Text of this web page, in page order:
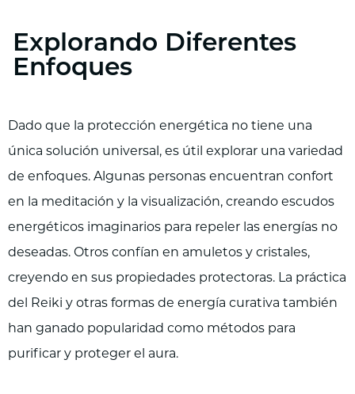
Explorando Diferentes
Enfoques
Dado que la protección energética no tiene una
única solución universal, es útil explorar una variedad
de enfoques. Algunas personas encuentran confort
en la meditación y la visualización, creando escudos
energéticos imaginarios para repeler las energías no
deseadas. Otros confían en amuletos y cristales,
creyendo en sus propiedades protectoras. La práctica
del Reiki y otras formas de energía curativa también
han ganado popularidad como métodos para
purificar y proteger el aura.